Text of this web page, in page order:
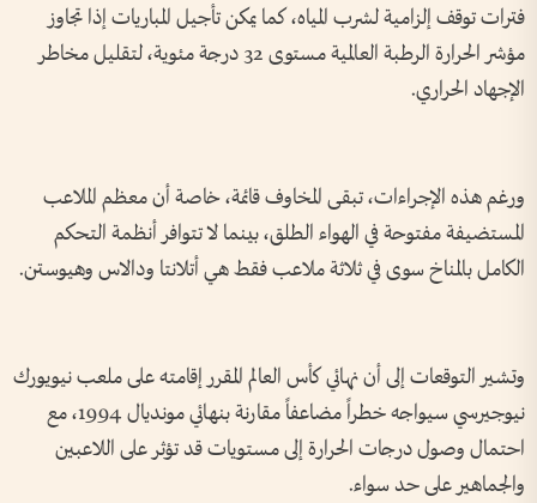
فترات توقف إلزامية لشرب المياه، كما يمكن تأجيل المباريات إذا تجاوز
مؤشر الحرارة الرطبة العالمية مستوى 32 درجة مئوية، لتقليل مخاطر
الإجهاد الحراري.
ورغم هذه الإجراءات، تبقى المخاوف قائمة، خاصة أن معظم الملاعب
المستضيفة مفتوحة في الهواء الطلق، بينما لا تتوافر أنظمة التحكم
الكامل بالمناخ سوى في ثلاثة ملاعب فقط هي أتلانتا ودالاس وهيوستن.
وتشير التوقعات إلى أن نهائي كأس العالم المقرر إقامته على ملعب نيويورك
نيوجيرسي سيواجه خطراً مضاعفاً مقارنة بنهائي مونديال 1994، مع
احتمال وصول درجات الحرارة إلى مستويات قد تؤثر على اللاعبين
والجماهير على حد سواء.